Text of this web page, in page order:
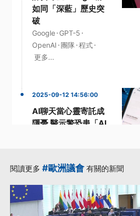
如同「深藍」歷史突
破
Google· GPT-5 ·
OpenAI ·團隊·程式·
更多...
2025-09-12 14:56:00
AI聊天當心靈寄託成
隱憂 醫示警恐患「AI
更多...
閱讀更多 #歐洲議會 有關的新聞